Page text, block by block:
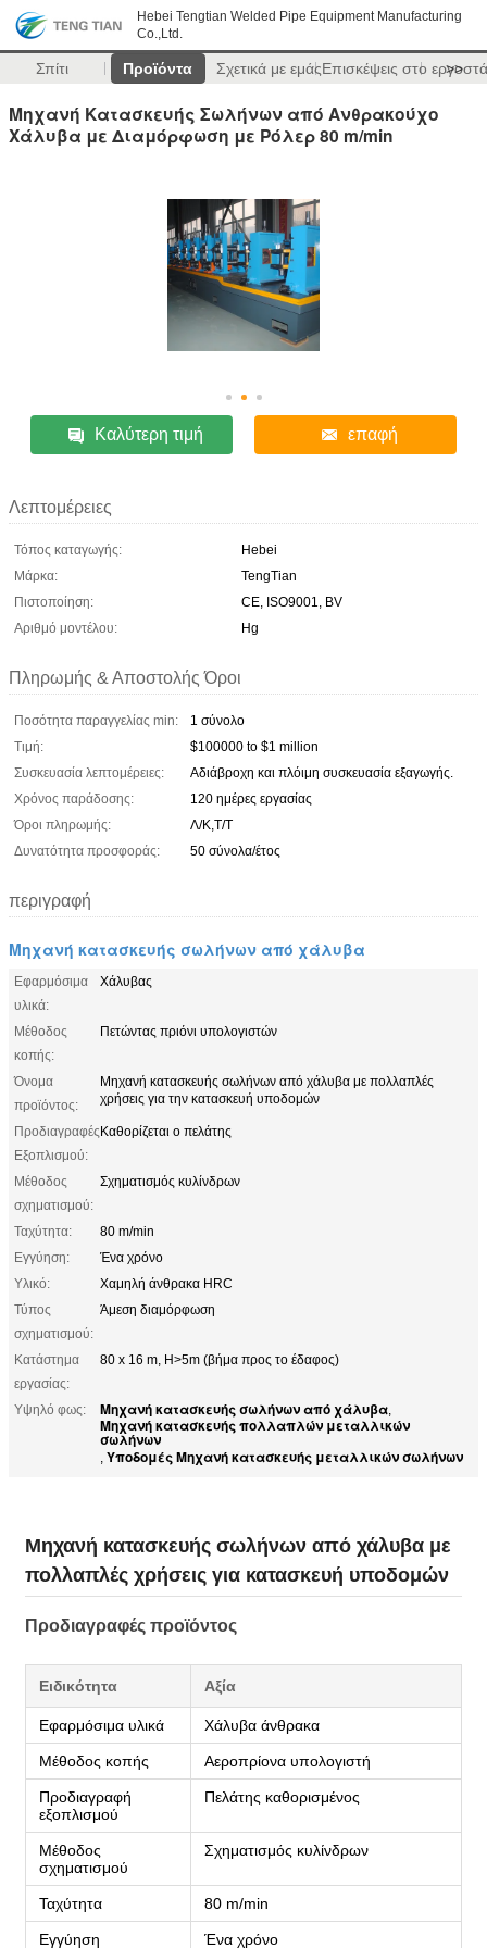
Hebei Tengtian Welded Pipe Equipment Manufacturing
Co.,Ltd.
Σπίτι Προϊόντα Σχετικά με εμάςΕπισκέψεις στο >>
Μηχανή Κατασκευής Σωλήνων από Ανθρακούχο
Χάλυβα με Διαμόρφωση με Ρόλερ 80 m/min
Καλύτερη τιμή επαφή
Λεπτομέρειες
Τόπος καταγωγής:
Hebei
Μάρκα:
TengTian
Πιστοποίηση:
CE, ISO9001, BV
Αριθμό μοντέλου:
Hg
Πληρωμής & Αποστολής Όροι
Ποσότητα παραγγελίας min:
1 σύνολο
Τιμή:
$100000 to $1 million
Συσκευασία λεπτομέρειες:
Αδιάβροχη και πλόιμη συσκευασία εξαγωγής.
Χρόνος παράδοσης:
120 ημέρες εργασίας
Όροι πληρωμής:
Λ/Κ,Τ/Τ
Δυνατότητα προσφοράς:
50 σύνολα/έτος
περιγραφή
Μηχανή κατασκευής σωλήνων από χάλυβα
Εφαρμόσιμα
υλικά:
Χάλυβας
Μέθοδος
κοπής:
Πετώντας πριόνι υπολογιστών
Όνομα
προϊόντος:
Μηχανή κατασκευής σωλήνων από χάλυβα με πολλαπλές
χρήσεις για την κατασκευή υποδομών
Προδιαγραφές
Εξοπλισμού:
Καθορίζεται ο πελάτης
Μέθοδος
σχηματισμού:
Σχηματισμός κυλίνδρων
Ταχύτητα:
80 m/min
Εγγύηση:
Ένα χρόνο
Υλικό:
Χαμηλή άνθρακα HRC
Τύπος
σχηματισμού:
Άμεση διαμόρφωση
Κατάστημα
εργασίας:
80 x 16 m, H>5m (βήμα προς το έδαφος)
Υψηλό φως: Μηχανή κατασκευής σωλήνων από χάλυβα,
Μηχανή κατασκευής πολλαπλών μεταλλικών
σωλήνων
, Υποδομές Μηχανή κατασκευής μεταλλικών σωλήνων
Μηχανή κατασκευής σωλήνων από χάλυβα με
πολλαπλές χρήσεις για κατασκευή υποδομών
Προδιαγραφές προϊόντος
Ειδικότητα Αξία
Εφαρμόσιμα υλικά Χάλυβα άνθρακα
Μέθοδος κοπής Αεροπρίονα υπολογιστή
Προδιαγραφή
εξοπλισμού
Πελάτης καθορισμένος
Μέθοδος
σχηματισμού
Σχηματισμός κυλίνδρων
Ταχύτητα 80 m/min
Εγγύηση Ένα χρόνο